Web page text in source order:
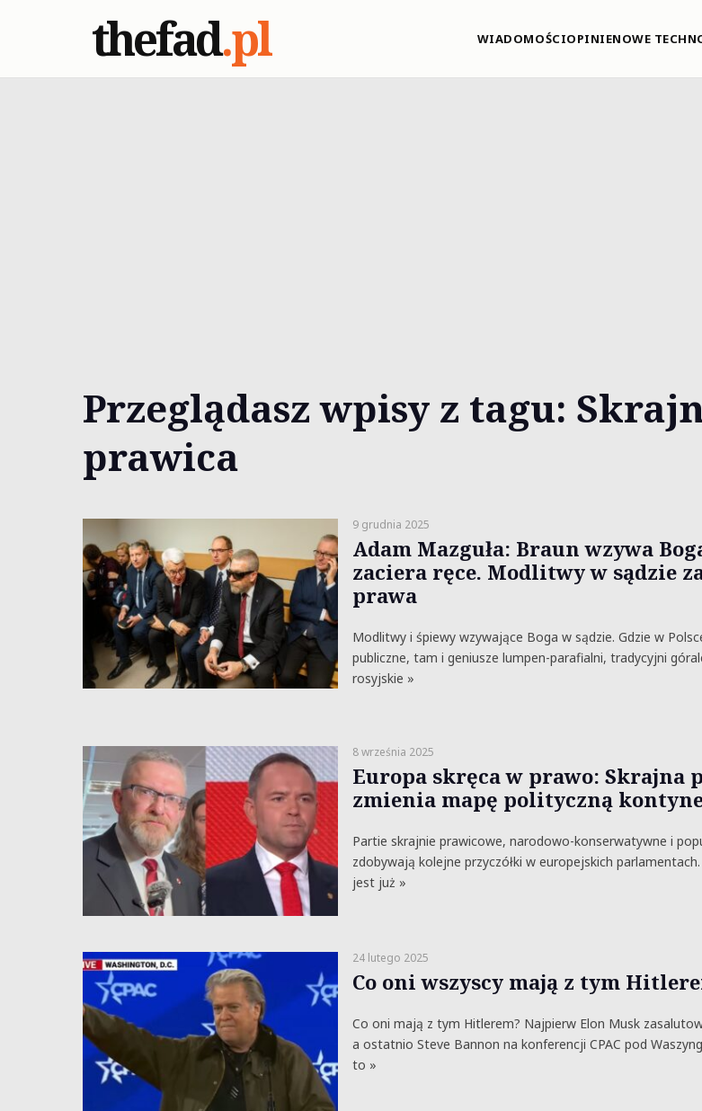
thefad.pl WIADOMOŚCIOPINIENOWE
Przeglądasz wpisy z tagu:
prawica
9 grudnia 2025
Adam Mazguła: Braun wzywa
zaciera ręce. Modlitwy w sądzie
prawa
Modlitwy i śpiewy wzywające Boga w sądzie. Gdzie w
publiczne, tam i geniusze lumpen-parafialni, tradycyjni
rosyjskie »
8 września 2025
Europa skręca w prawo: Skrajna
zmienia mapę polityczną
Partie skrajnie prawicowe, narodowo-konserwatywne i
zdobywają kolejne przyczółki w europejskich
jest już »
24 lutego 2025
Co oni wszyscy mają z tym
Co oni mają z tym Hitlerem? Najpierw Elon Musk
a ostatnio Steve Bannon na konferencji CPAC pod
to »